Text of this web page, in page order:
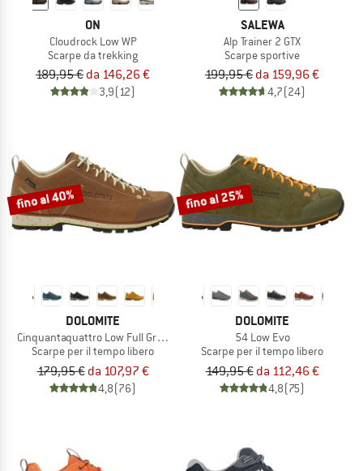
ON
Cloudrock Low WP
Scarpe da trekking
189,95 € da 146,26 €
3,9(12)
SALEWA
Alp Trainer 2 GTX
Scarpe sportive
199,95 € da 159,96 €
4,7(24)
fino al 40%
DOLOMITE
Cinquantaquattro Low Full Grain Leather Evo GTX
Scarpe per il tempo libero
179,95 € da 107,97 €
4,8(76)
fino al 25%
DOLOMITE
54 Low Evo
Scarpe per il tempo libero
149,95 € da 112,46 €
4,8(75)